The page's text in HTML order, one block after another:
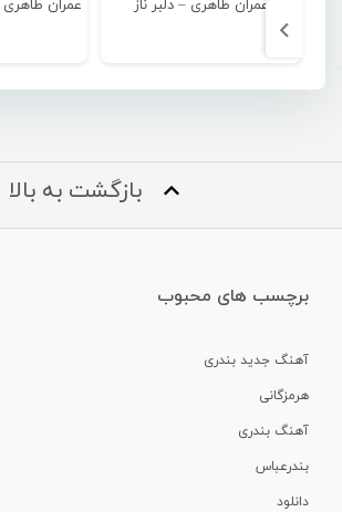
عمران طاهری – دلبر ناز
بازگشت به بالا
برچسب های محبوب
آهنگ جدید بندری
هرمزگانی
آهنگ بندری
بندرعباس
دانلود